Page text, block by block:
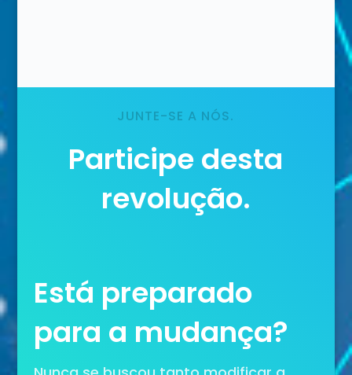
JUNTE-SE A NÓS.
Participe desta
revolução.
Está preparado
para a mudança?